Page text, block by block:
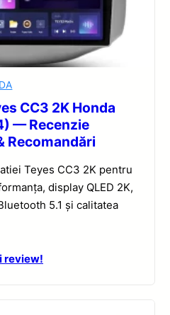
CC3 2K Honda
— Recenzie
Recomandări
Teyes CC3 2K pentru
display QLED 2K,
5.1 și calitatea
review!